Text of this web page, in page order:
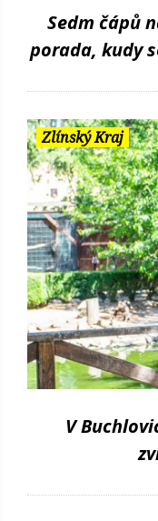
Sedm čápů
porada, kudy
Zlínský Kraj
V